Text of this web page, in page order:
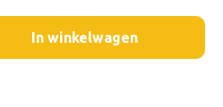
In winkelwagen